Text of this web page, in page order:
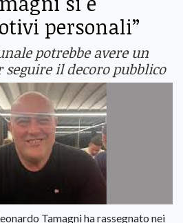
personali”
potrebbe avere un
il decoro pubblico
Tamagni ha rassegnato nei